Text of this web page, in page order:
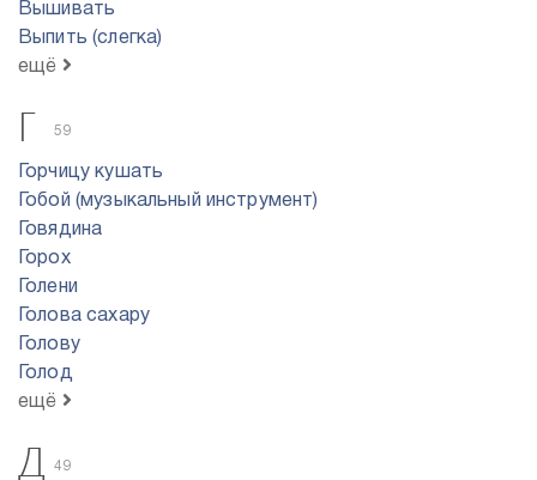
Вышивать
Выпить (слегка)
ещё
Г 59
Горчицу кушать
Гобой (музыкальный инструмент)
Говядина
Горох
Голени
Голова сахару
Голову
Голод
ещё
Д 49